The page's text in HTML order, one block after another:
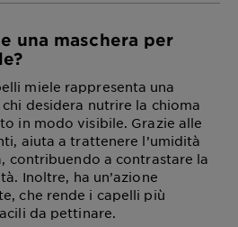
una maschera per
miele rappresenta una
desidera nutrire la chioma
in modo visibile. Grazie alle
aiuta a trattenere l’umidità
contribuendo a contrastare la
Inoltre, ha un’azione
che rende i capelli più
da pettinare.